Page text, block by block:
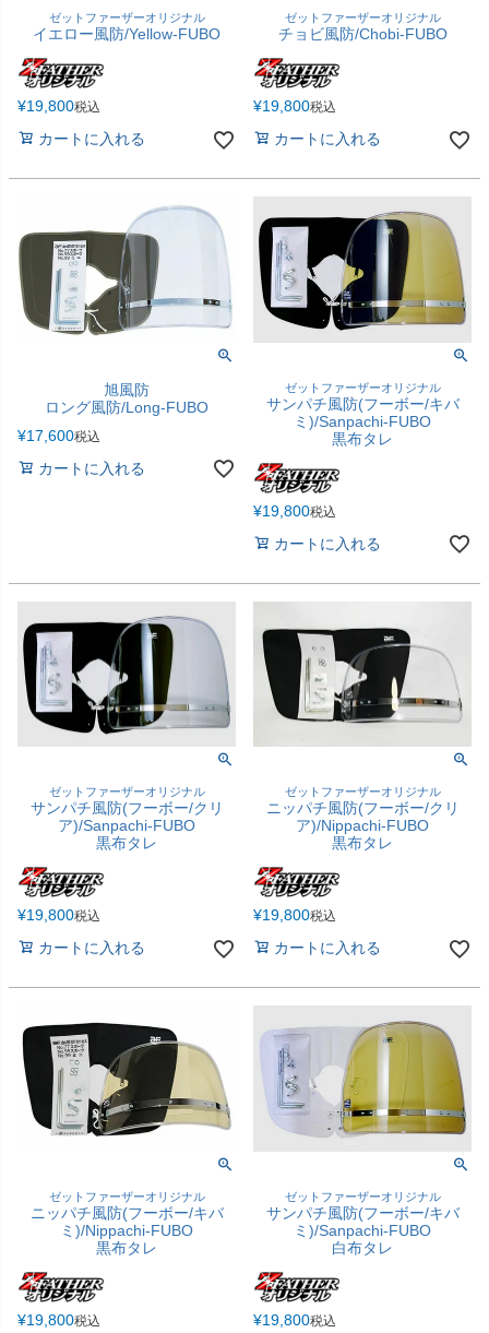
ゼットファーザーオリジナル
イエロー風防/Yellow-FUBO
¥19,800税込
カートに入れる
ゼットファーザーオリジナル
チョビ風防/Chobi-FUBO
¥19,800税込
カートに入れる
旭風防
ロング風防/Long-FUBO
¥17,600税込
カートに入れる
ゼットファーザーオリジナル
サンパチ風防(フーボー/キバ
ミ)/Sanpachi-FUBO
黒布タレ
¥19,800税込
カートに入れる
ゼットファーザーオリジナル
サンパチ風防(フーボー/クリ
ア)/Sanpachi-FUBO
黒布タレ
¥19,800税込
カートに入れる
ゼットファーザーオリジナル
ニッパチ風防(フーボー/クリ
ア)/Nippachi-FUBO
黒布タレ
¥19,800税込
カートに入れる
ゼットファーザーオリジナル
ニッパチ風防(フーボー/キバ
ミ)/Nippachi-FUBO
黒布タレ
¥19,800税込
ゼットファーザーオリジナル
サンパチ風防(フーボー/キバ
ミ)/Sanpachi-FUBO
白布タレ
¥19,800税込